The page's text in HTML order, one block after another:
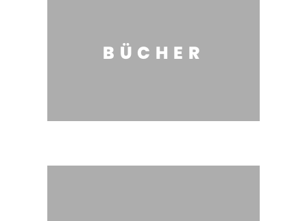
BÜCHER